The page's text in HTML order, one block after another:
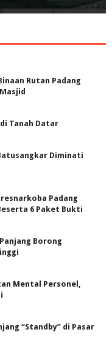
Rutan Padang
Tanah Datar
Diminati
Padang
6 Paket Bukti
Borong
Mental Personel,
“Standby” di Pasar